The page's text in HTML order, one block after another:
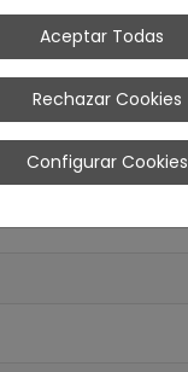
Aceptar Todas
Rechazar Cookies
Configurar Cookies